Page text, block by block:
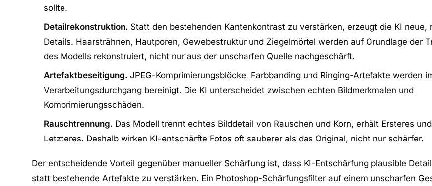
sollte.
Detailrekonstruktion. Statt den bestehenden Kantenkontrast zu verstärken, erzeugt die KI neue,
Details. Haarsträhnen, Hautporen, Gewebestruktur und Ziegelmörtel werden auf Grundlage der
des Modells rekonstruiert, nicht nur aus der unscharfen Quelle nachgeschärft.
Artefaktbeseitigung. JPEG-Komprimierungsblöcke, Farbbanding und Ringing-Artefakte werden
Verarbeitungsdurchgang bereinigt. Die KI unterscheidet zwischen echten Bildmerkmalen und
Komprimierungsschäden.
Rauschtrennung. Das Modell trennt echtes Bilddetail von Rauschen und Korn, erhält Ersteres
Letzteres. Deshalb wirken KI-entschärfte Fotos oft sauberer als das Original, nicht nur schärfer.
Der entscheidende Vorteil gegenüber manueller Schärfung ist, dass KI-Entschärfung plausible
statt bestehende Artefakte zu verstärken. Ein Photoshop-Schärfungsfilter auf einem unscharfen